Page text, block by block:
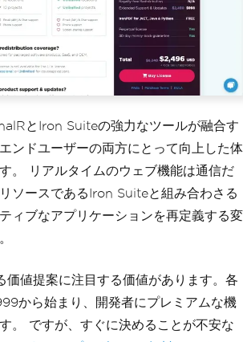
とIron Suiteの強力なツールが融合す
ンドユーザーの両方にとって向上した体
。 リアルタイムのウェブ機能は通信だ
ソースであるIron Suiteと組み合わさる
ィブなアプリケーションを再定義する変
値提案に注目する価値があります。各
から始まり、開発者にプレミアムな機
。 ですが、すぐに決めることが不安な